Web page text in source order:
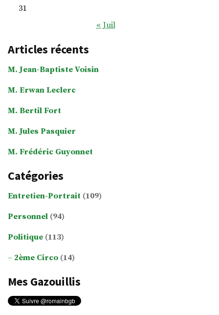
31
« Juil
Articles récents
M. Jean-Baptiste Voisin
M. Erwan Leclerc
M. Bertil Fort
M. Jules Pasquier
M. Frédéric Guyonnet
Catégories
Entretien-Portrait (109)
Personnel (94)
Politique (113)
2ème Circo (14)
Mes Gazouillis